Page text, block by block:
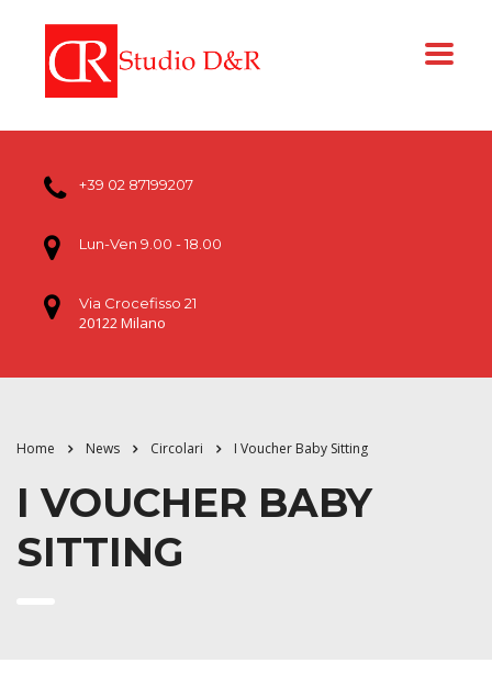
+39 02 87199207
Lun-Ven 9.00 - 18.00
Via Crocefisso 21
20122 Milano
Home News Circolari I Voucher Baby Sitting
I VOUCHER BABY
SITTING